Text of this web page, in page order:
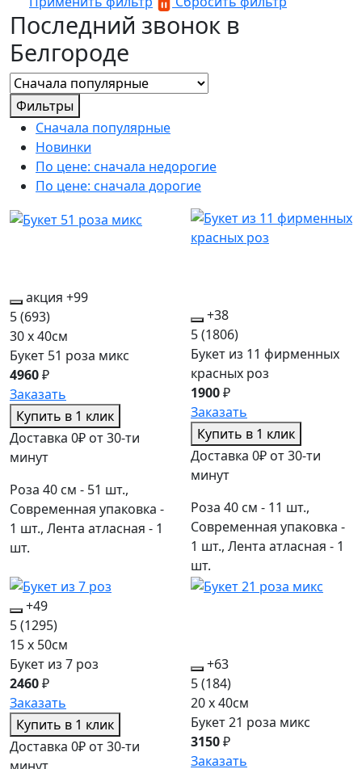
Последний звонок в
Белгороде
Фильтры
Сначала популярные
Новинки
По цене: сначала недорогие
По цене: сначала дорогие
акция +99
5(693)
30 x 40см
Букет 51 роза микс
4960₽
Заказать
Купить в 1 клик
Доставка 0₽ от 30-ти
минут
Роза 40 см - 51 шт.,
Современная упаковка -
1 шт., Лента атласная - 1
шт.
+38
5(1806)
Букет из 11 фирменных
красных роз
1900₽
Заказать
Купить в 1 клик
Доставка 0₽ от 30-ти
минут
Роза 40 см - 11 шт.,
Современная упаковка -
1 шт., Лента атласная - 1
шт.
+49
5(1295)
15 x 50см
Букет из 7 роз
2460₽
Заказать
Купить в 1 клик
Доставка 0₽ от 30-ти
+63
5(184)
20 x 40см
Букет 21 роза микс
3150₽
Заказать